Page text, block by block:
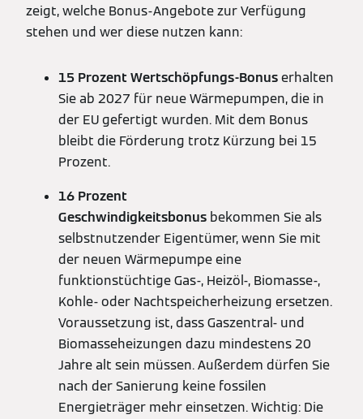
zeigt, welche Bonus-Angebote zur Verfügung
stehen und wer diese nutzen kann:
15 Prozent Wertschöpfungs-Bonuserhalten
Sie ab 2027 für neue Wärmepumpen, die in
der EU gefertigt wurden. Mit dem Bonus
bleibt die Förderung trotz Kürzung bei 15
Prozent.
16 Prozent
Geschwindigkeitsbonus bekommen Sie als
selbstnutzender Eigentümer, wenn Sie mit
der neuen Wärmepumpe eine
funktionstüchtige Gas-, Heizöl-, Biomasse-,
Kohle- oder Nachtspeicherheizung ersetzen.
Voraussetzung ist, dass Gaszentral- und
Biomasseheizungen dazu mindestens 20
Jahre alt sein müssen. Außerdem dürfen Sie
nach der Sanierung keine fossilen
Energieträger mehr einsetzen. Wichtig: Die